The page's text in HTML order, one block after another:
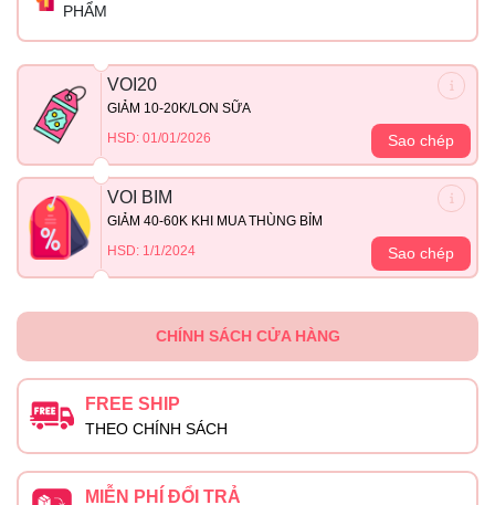
PHẨM
VOI20
GIẢM 10-20K/LON SỮA
HSD: 01/01/2026
Sao chép
VOI BIM
GIẢM 40-60K KHI MUA THÙNG BỈM
HSD: 1/1/2024
Sao chép
CHÍNH SÁCH CỬA HÀNG
FREE SHIP
THEO CHÍNH SÁCH
MIỄN PHÍ ĐỔI TRẢ